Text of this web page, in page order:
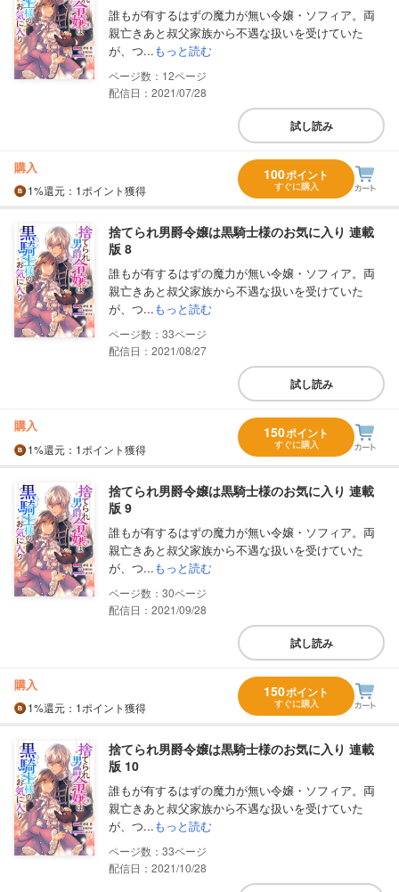
誰もが有するはずの魔力が無い令嬢・ソフィア。両
親亡きあと叔父家族から不遇な扱いを受けていた
が、つ...もっと読む
12
配信日：2021/07/28
試し読み
購入
1%還元 ：1ポイント獲得
100ポイント
すぐに購入
捨てられ男爵令嬢は黒騎士様のお気に入り 連載
版 8
誰もが有するはずの魔力が無い令嬢・ソフィア。両
親亡きあと叔父家族から不遇な扱いを受けていた
が、つ...もっと読む
33
配信日：2021/08/27
試し読み
購入
1%還元 ：1ポイント獲得
150ポイント
すぐに購入
捨てられ男爵令嬢は黒騎士様のお気に入り 連載
版 9
誰もが有するはずの魔力が無い令嬢・ソフィア。両
親亡きあと叔父家族から不遇な扱いを受けていた
が、つ...もっと読む
30
配信日：2021/09/28
試し読み
購入
1%還元 ：1ポイント獲得
150ポイント
すぐに購入
捨てられ男爵令嬢は黒騎士様のお気に入り 連載
版 10
誰もが有するはずの魔力が無い令嬢・ソフィア。両
親亡きあと叔父家族から不遇な扱いを受けていた
が、つ...もっと読む
33
配信日：2021/10/28